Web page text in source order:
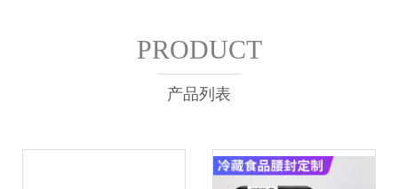
PRODUCT
产品列表